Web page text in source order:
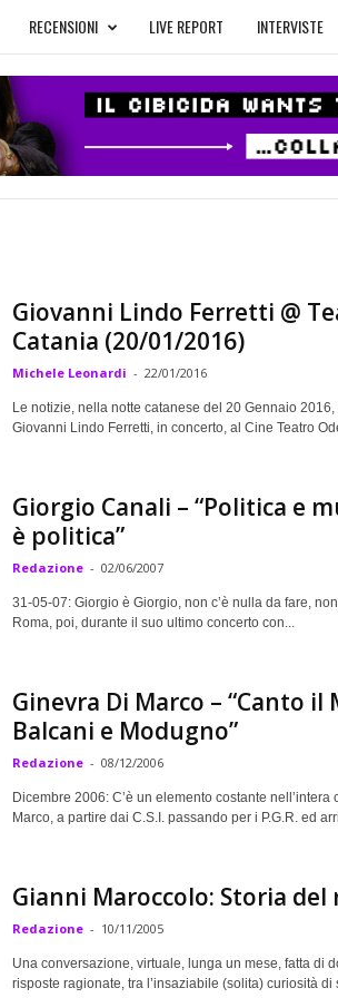
l
C
c
i
a
RECENSIONI LIVE REPORT INTERVISTE
Giovanni Lindo Ferretti @
Catania (20/01/2016)
Michele Leonardi - 22/01/2016
Le notizie, nella notte catanese del 20 Gennaio 2016,
Giovanni Lindo Ferretti, in concerto, al Cine Teatro
Giorgio Canali – “Politica e
è politica”
Redazione - 02/06/2007
31-05-07: Giorgio è Giorgio, non c’è nulla da fare,
Roma, poi, durante il suo ultimo concerto con...
Ginevra Di Marco – “Canto il
Balcani e Modugno”
Redazione - 08/12/2006
Dicembre 2006: C’è un elemento costante nell’intera
Marco, a partire dai C.S.I. passando per i P.G.R. ed
Gianni Maroccolo: Storia
Redazione - 10/11/2005
Una conversazione, virtuale, lunga un mese, fatta di
risposte ragionate, tra l’insaziabile (solita) curiosità di